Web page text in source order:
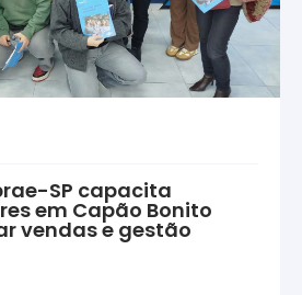
SP capacita
em Capão Bonito
vendas e gestão